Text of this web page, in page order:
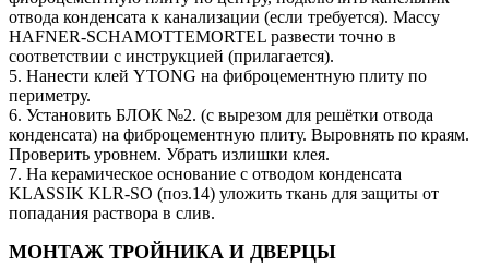
отвода конденсата к канализации (если требуется). Массу
HAFNER-SCHAMOTTEMORTEL развести точно в
соответствии с инструкцией (прилагается).
5. Нанести клей YTONG на фиброцементную плиту по
периметру.
6. Установить БЛОК №2. (с вырезом для решётки отвода
конденсата) на фиброцементную плиту. Выровнять по краям.
Проверить уровнем. Убрать излишки клея.
7. На керамическое основание с отводом конденсата
KLASSIK KLR-SO (поз.14) уложить ткань для защиты от
попадания раствора в слив.
МОНТАЖ ТРОЙНИКА И ДВЕРЦЫ